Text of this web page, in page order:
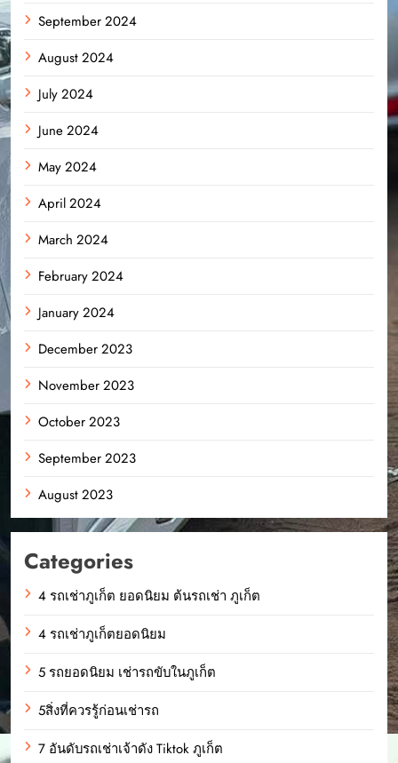
September 2024
August 2024
July 2024
June 2024
May 2024
April 2024
March 2024
February 2024
January 2024
December 2023
November 2023
October 2023
September 2023
August 2023
Categories
4 รถเช่าภูเก็ต ยอดนิยม ต้นรถเช่า ภูเก็ต
4 รถเช่าภูเก็ตยอดนิยม
5 รถยอดนิยม เช่ารถขับในภูเก็ต
5สิ่งที่ควรรู้ก่อนเช่ารถ
7 อันดับรถเช่าเจ้าดัง Tiktok ภูเก็ต